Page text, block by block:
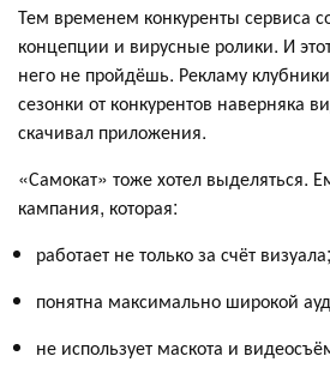
Тем временем конкуренты сервиса
концепции и вирусные ролики. И
него не пройдёшь. Рекламу
сезонки от конкурентов наверняка
скачивал приложения.
«Самокат» тоже хотел выделяться.
кампания, которая:
работает не только за счёт визуала;
понятна максимально широкой
не использует маскота и